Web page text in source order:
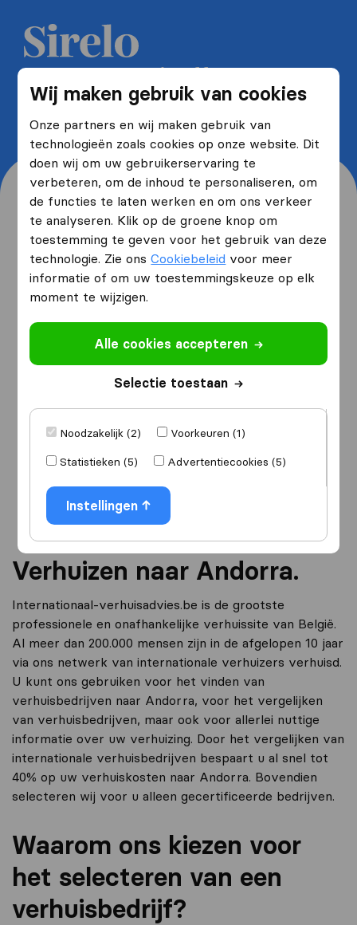
Wij maken gebruik van cookies
Onze partners en wij maken gebruik van
technologieën zoals cookies op onze website. Dit
doen wij om uw gebruikerservaring te
verbeteren, om de inhoud te personaliseren, om
de functies te laten werken en om ons verkeer
te analyseren. Klik op de groene knop om
toestemming te geven voor het gebruik van deze
technologie. Zie onsCookiebeleid voor meer
informatie of om uw toestemmingskeuze op elk
moment te wijzigen.
Alle cookies accepteren
Selectie toestaan
Noodzakelijk (2)
Voorkeuren (1)
Statistieken (5)
Advertentiecookies (5)
Instellingen
Ontvang 5 gratis offertes van
verhuisfirma's en bespaar tot wel
40%
Waar woont u nu en waar
verhuist u naartoe?
Ik ga verhuizenvan
Ik ga verhuizennaar
Ga verder
Verhuizen naar Andorra.
Internationaal-verhuisadvies.be is de grootste
professionele en onafhankelijke verhuissite van België.
Al meer dan 200.000 mensen zijn in de afgelopen 10 jaar
via ons netwerk van internationale verhuizers verhuisd.
U kunt ons gebruiken voor het vinden van
verhuisbedrijven naar Andorra, voor het vergelijken
van verhuisbedrijven, maar ook voor allerlei nuttige
informatie over uw verhuizing. Door het vergelijken van
internationale verhuisbedrijven bespaart u al snel tot
40% op uw verhuiskosten naar Andorra. Bovendien
selecteren wij voor u alleen gecertificeerde bedrijven.
Waarom ons kiezen voor
het selecteren van een
verhuisbedrijf?